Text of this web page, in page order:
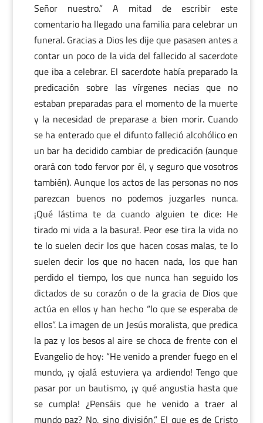
Señor nuestro.” A mitad de escribir este
comentario ha llegado una familia para celebrar un
funeral. Gracias a Dios les dije que pasasen antes a
contar un poco de la vida del fallecido al sacerdote
que iba a celebrar. El sacerdote había preparado la
predicación sobre las vírgenes necias que no
estaban preparadas para el momento de la muerte
y la necesidad de preparase a bien morir. Cuando
se ha enterado que el difunto falleció alcohólico en
un bar ha decidido cambiar de predicación (aunque
orará con todo fervor por él, y seguro que vosotros
también). Aunque los actos de las personas no nos
parezcan buenos no podemos juzgarles nunca.
¡Qué lástima te da cuando alguien te dice: He
tirado mi vida a la basura!. Peor ese tira la vida no
te lo suelen decir los que hacen cosas malas, te lo
suelen decir los que no hacen nada, los que han
perdido el tiempo, los que nunca han seguido los
dictados de su corazón o de la gracia de Dios que
actúa en ellos y han hecho “lo que se esperaba de
ellos”. La imagen de un Jesús moralista, que predica
la paz y los besos al aire se choca de frente con el
Evangelio de hoy: “He venido a prender fuego en el
mundo, ¡y ojalá estuviera ya ardiendo! Tengo que
pasar por un bautismo, ¡y qué angustia hasta que
se cumpla! ¿Pensáis que he venido a traer al
mundo paz? No, sino división.” El que es de Cristo